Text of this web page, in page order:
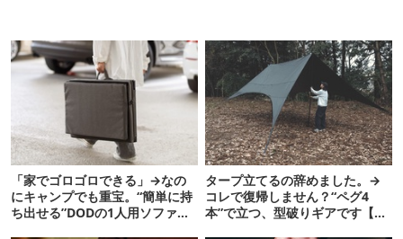
「家でゴロゴロできる」→なの
にキャンプでも重宝。“簡単に持
ち出せる”DODの1人用ソファが
タープ立てるの辞めました。→
コレで復帰しません？“ペグ4
本”で立つ、型破りギアです【ド